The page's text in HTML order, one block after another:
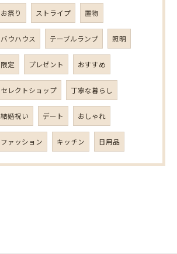
お祭り ストライプ 置物
バウハウス テーブルランプ 照明
限定 プレゼント おすすめ
セレクトショップ 丁寧な暮らし
結婚祝い デート おしゃれ
ファッション キッチン 日用品